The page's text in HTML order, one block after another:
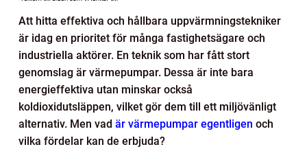
Att hitta effektiva och hållbara uppvärmningstekniker
är idag en prioritet för många fastighetsägare och
industriella aktörer. En teknik som har fått stort
genomslag är värmepumpar. Dessa är inte bara
energieffektiva utan minskar också
koldioxidutsläppen, vilket gör dem till ett miljövänligt
alternativ. Men vad är värmepumpar egentligen och
vilka fördelar kan de erbjuda?